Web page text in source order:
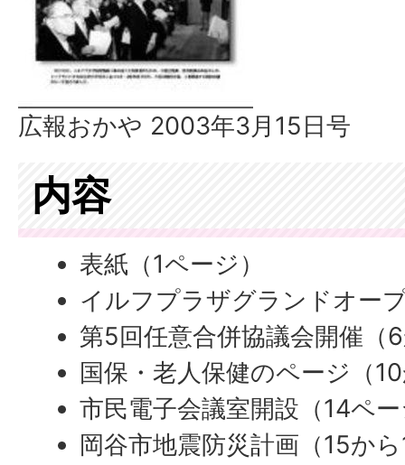
広報おかや 2003年3月15日号
内容
表紙（1ページ）
イルフプラザグランドオー
第5回任意合併協議会開催（
国保・老人保健のページ（
市民電子会議室開設（14ペ
岡谷市地震防災計画（15か